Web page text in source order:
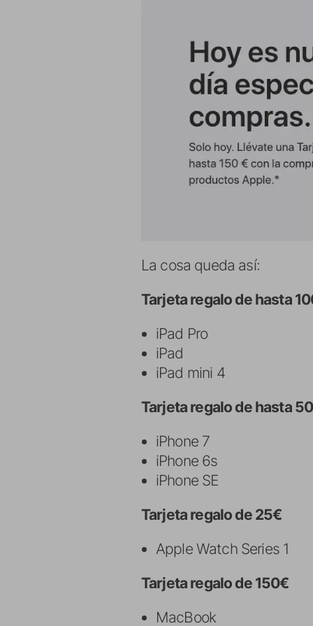
La cosa queda así:
Tarjeta regalo de hasta
iPad Pro
iPad
iPad mini 4
Tarjeta regalo de hasta
iPhone 7
iPhone 6s
iPhone SE
Tarjeta regalo de 25€
Apple Watch Series 1
Tarjeta regalo de 150€
MacBook